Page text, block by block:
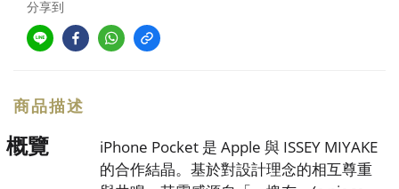
分享到
商品描述
概覽
iPhone Pocket 是 Apple 與 ISSEY MIYAKE
的合作結晶。基於對設計理念的相互尊重